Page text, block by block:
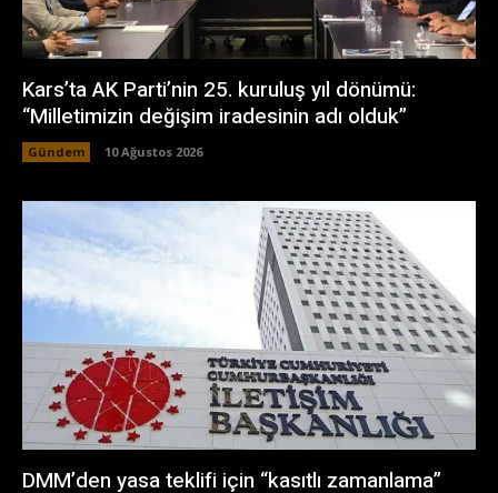
Kars’ta AK Parti’nin 25. kuruluş yıl dönümü:
“Milletimizin değişim iradesinin adı olduk”
Gündem 10 Ağustos 2026
DMM’den yasa teklifi için “kasıtlı zamanlama”